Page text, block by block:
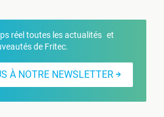
réel toutes les actualités et
de Fritec.
À NOTRE NEWSLETTER